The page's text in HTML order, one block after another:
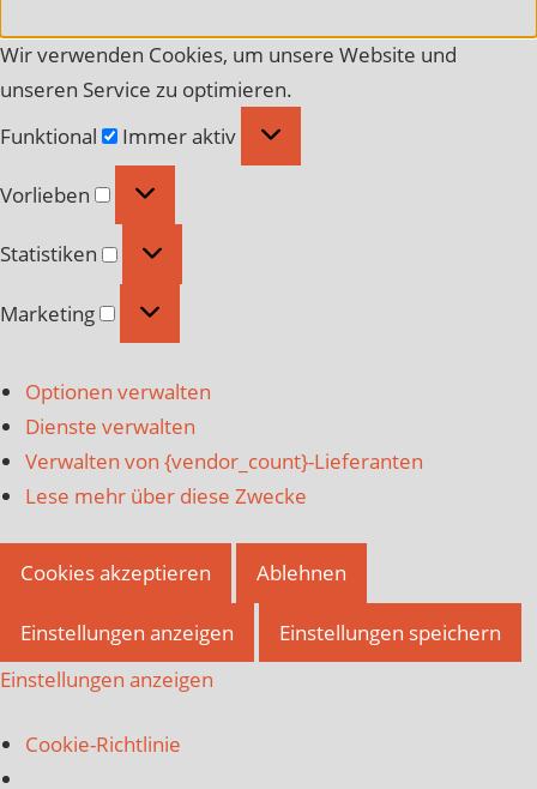
Wir verwenden Cookies, um unsere Website und
unseren Service zu optimieren.
Funktional
Funktional
Immer aktiv
Vorlieben Vorlieben
Statistiken Statistiken
Marketing Marketing
Optionen verwalten
Dienste verwalten
Verwalten von {vendor_count}-Lieferanten
Lese mehr über diese Zwecke
Cookies akzeptieren Ablehnen
Einstellungen anzeigen
Einstellungen speichern
Einstellungen anzeigen
Cookie-Richtlinie